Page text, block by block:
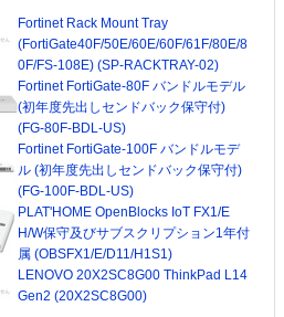
Fortinet Rack Mount Tray
(FortiGate40F/50E/60E/60F/61F/80E/8
0F/FS-108E) (SP-RACKTRAY-02)
Fortinet FortiGate-80F バンドルモデル
(初年度先出しセンドバック保守付)
(FG-80F-BDL-US)
Fortinet FortiGate-100F バンドルモデ
ル (初年度先出しセンドバック保守付)
(FG-100F-BDL-US)
PLAT'HOME OpenBlocks IoT FX1/E
H/W保守及びサブスクリプション1年付
属 (OBSFX1/E/D11/H1S1)
LENOVO 20X2SC8G00 ThinkPad L14
Gen2 (20X2SC8G00)